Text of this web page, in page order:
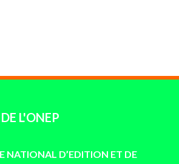
L'ONEP
NATIONAL D’EDITION ET DE